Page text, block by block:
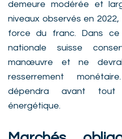
demeure modérée et
niveaux observés en
force du franc. Dans
nationale suisse
manœuvre et ne
resserrement
dépendra avant
énergétique.